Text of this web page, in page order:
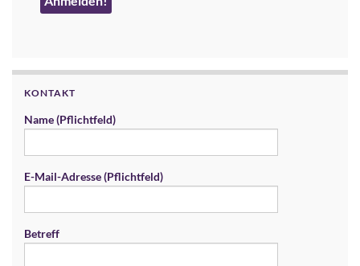
KONTAKT
Name (Pflichtfeld)
E-Mail-Adresse (Pflichtfeld)
Betreff